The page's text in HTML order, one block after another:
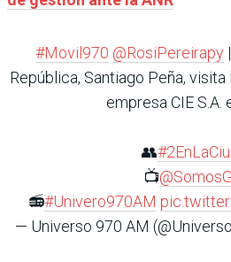
#Movil970 @RosiPereirapy
República, Santiago Peña,
empresa CIE S.A.
👥
📺
📻#Univero970AM
— Universo 970 AM